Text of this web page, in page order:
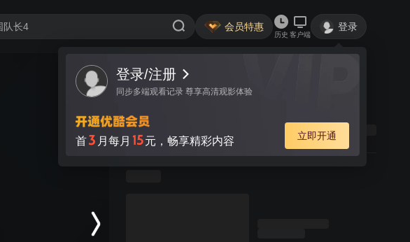
会员特惠
历史 客户端
登录
登录/注册
同步多端观看记录 尊享高清观影体验
首3 月每月 15元，畅享精彩内容 立即开通